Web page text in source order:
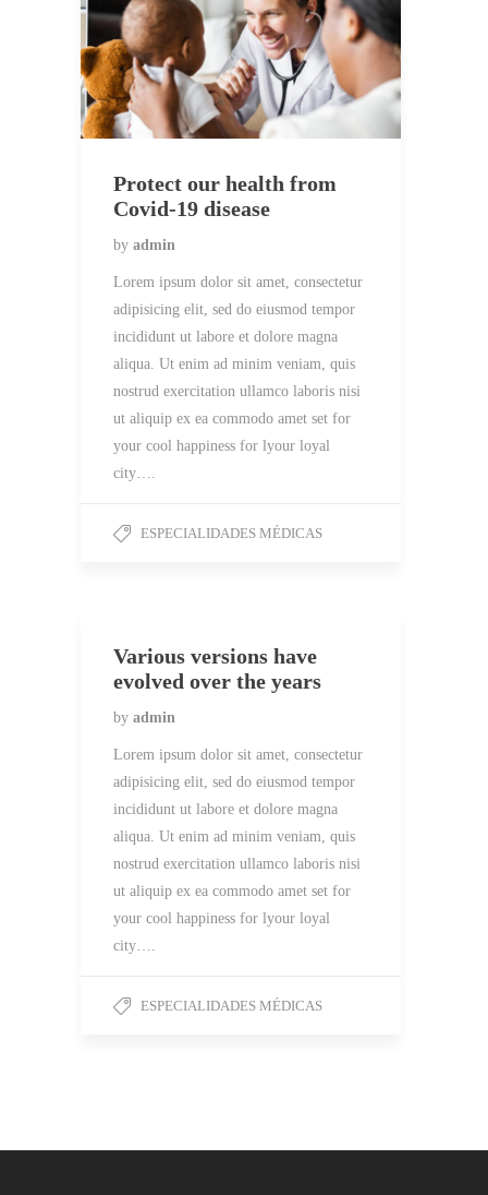
Protect our health from
Covid-19 disease
by admin
Lorem ipsum dolor sit amet, consectetur
adipisicing elit, sed do eiusmod tempor
incididunt ut labore et dolore magna
aliqua. Ut enim ad minim veniam, quis
nostrud exercitation ullamco laboris nisi
ut aliquip ex ea commodo amet set for
your cool happiness for lyour loyal
city….
ESPECIALIDADES MÉDICAS
Various versions have
evolved over the years
by admin
Lorem ipsum dolor sit amet, consectetur
adipisicing elit, sed do eiusmod tempor
incididunt ut labore et dolore magna
aliqua. Ut enim ad minim veniam, quis
nostrud exercitation ullamco laboris nisi
ut aliquip ex ea commodo amet set for
your cool happiness for lyour loyal
city….
ESPECIALIDADES MÉDICAS